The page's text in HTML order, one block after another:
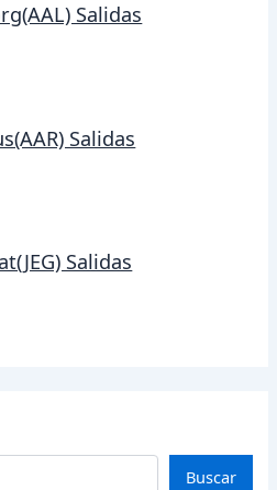
Salidas
Salidas
Salidas
Buscar